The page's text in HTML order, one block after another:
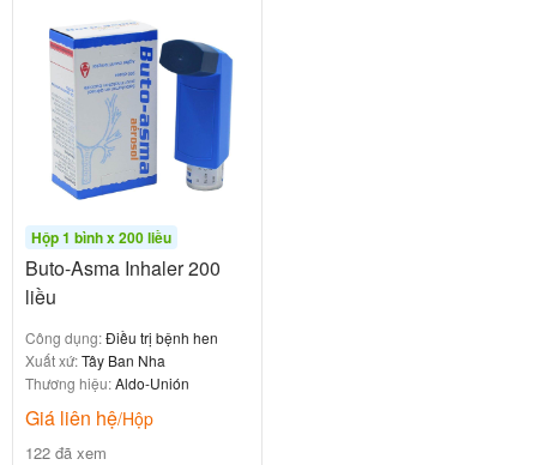
Hộp 1 bình x 200 liều
Buto-Asma Inhaler 200
liều
Công dụng:Điều trị bệnh hen
Xuất xứ:Tây Ban Nha
Thương hiệu:Aldo-Unión
Giá liên hệ/Hộp
122 đã xem